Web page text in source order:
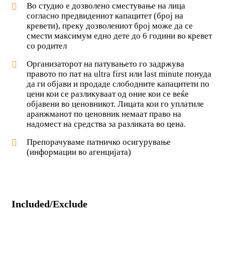
Во студио е дозволено сместување на лица
согласно предвидениот капацитет (број на
кревети), преку дозволениот број може да се
смести максимум едно дете до 6 години во кревет
со родител
Организаторот на патувањето го задржува
правото по пат на ultra first или last minute понуда
да ги објави и продаде слободните капацитети по
цени кои се разликуваат од оние кои се веќе
објавени во ценовникот. Лицата кои го уплатиле
аранжманот по ценовник немаат право на
надомест на средства за разликата во цена.
Препорачуваме патничко осигурување
(информации во агенцијата)
Included/Exclude